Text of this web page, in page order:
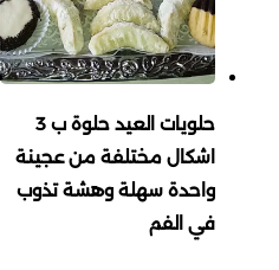
حلويات العيد حلوة ب 3
اشكال مختلفة من عجينة
واحدة سهلة وهشة تذوب
في الفم